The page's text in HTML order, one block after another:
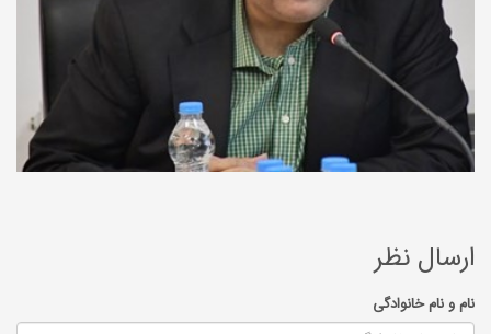
ارسال نظر
نام و نام خانوادگی